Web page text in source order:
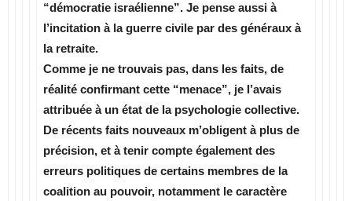
“démocratie israélienne”. Je pense aussi à
l’incitation à la guerre civile par des généraux à
la retraite.
Comme je ne trouvais pas, dans les faits, de
réalité confirmant cette “menace”, je l’avais
attribuée à un état de la psychologie collective.
De récents faits nouveaux m’obligent à plus de
précision, et à tenir compte également des
erreurs politiques de certains membres de la
coalition au pouvoir, notamment le caractère